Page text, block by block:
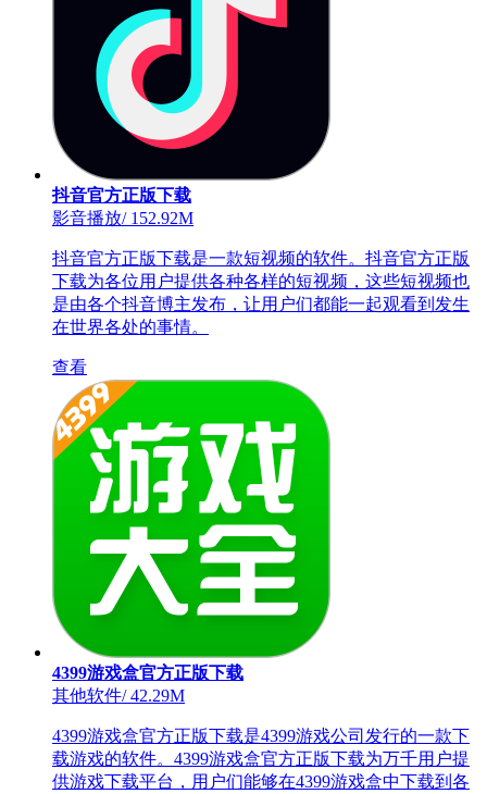
抖音官方正版下载
影音播放/152.92M
抖音官方正版下载是一款短视频的软件。抖音官方正版
下载为各位用户提供各种各样的短视频，这些短视频也
是由各个抖音博主发布，让用户们都能一起观看到发生
在世界各处的事情。
查看
4399游戏盒官方正版下载
其他软件/42.29M
4399游戏盒官方正版下载是4399游戏公司发行的一款下
载游戏的软件。4399游戏盒官方正版下载为万千用户提
供游戏下载平台，用户们能够在4399游戏盒中下载到各